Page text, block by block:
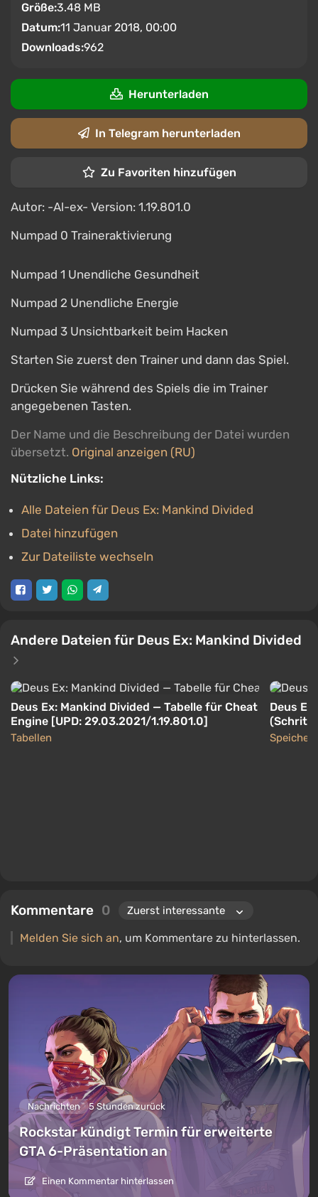
Größe:3.48 MB
Datum:11 Januar 2018, 00:00
Downloads:962
Herunterladen
In Telegram herunterladen
Zu Favoriten hinzufügen
Autor: -Al-ex- Version: 1.19.801.0
Numpad 0 Traineraktivierung
Numpad 1 Unendliche Gesundheit
Numpad 2 Unendliche Energie
Numpad 3 Unsichtbarkeit beim Hacken
Starten Sie zuerst den Trainer und dann das Spiel.
Drücken Sie während des Spiels die im Trainer
angegebenen Tasten.
Der Name und die Beschreibung der Datei wurden
übersetzt. Original anzeigen (RU)
Nützliche Links:
Alle Dateien für Deus Ex: Mankind Divided
Datei hinzufügen
Zur Dateiliste wechseln
Andere Dateien für Deus Ex: Mankind Divided
Deus Ex: Mankind Divided — Tabelle für Cheat
Engine [UPD: 29.03.2021/1.19.801.0]
Tabellen
Deus
[49-64])
Kommentare 0
Melden Sie sich an, um Kommentare zu hinterlassen.
Nachrichten 5 Stunden zurück
Rockstar kündigt Termin für erweiterte
GTA 6-Präsentation an
Einen Kommentar hinterlassen